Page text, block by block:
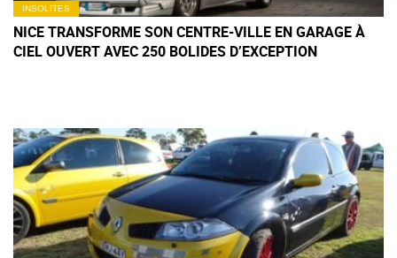
INSOLITES
NICE TRANSFORME SON CENTRE-VILLE EN GARAGE À
CIEL OUVERT AVEC 250 BOLIDES D’EXCEPTION